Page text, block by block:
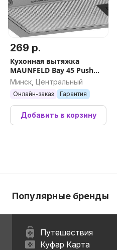
269 р.
Кухонная вытяжка
MAUNFELD Bay 45 Push
(нержавеющая сталь)
Минск, Центральный
Онлайн-заказ Гарантия
Добавить в корзину
Популярные бренды
Путешествия
Куфар Карта